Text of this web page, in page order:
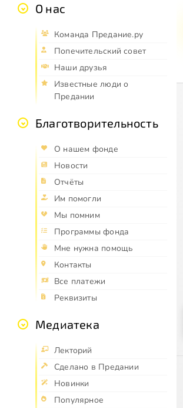
О нас
Команда Предание.ру
Попечительский совет
Наши друзья
Известные люди о
Предании
Благотворительность
О нашем фонде
Новости
Отчёты
Им помогли
Мы помним
Программы фонда
Мне нужна помощь
Контакты
Все платежи
Реквизиты
Медиатека
Лекторий
Сделано в Предании
Новинки
Популярное